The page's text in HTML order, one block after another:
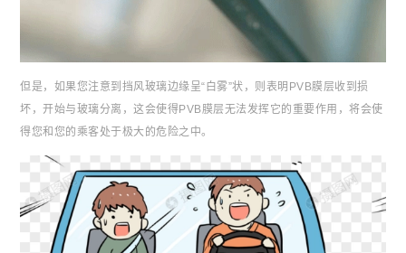
但是，如果您注意到挡风玻璃边缘呈“白雾”状，则表明PVB膜层收到损
坏，开始与玻璃分离，这会使得PVB膜层无法发挥它的重要作用，将会使
得您和您的乘客处于极大的危险之中。